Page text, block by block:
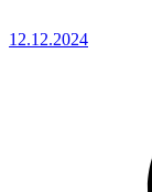
12.12.2024